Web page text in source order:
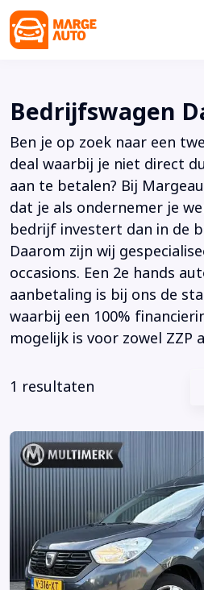
Bedrijfswagen
Ben je op zoek naar een
deal waarbij je niet direct
aan te betalen? Bij
dat je als ondernemer je
bedrijf investert dan in de
Daarom zijn wij
occasions. Een 2e hands
aanbetaling is bij ons de
waarbij een 100%
mogelijk is voor zowel ZZP
1 resultaten